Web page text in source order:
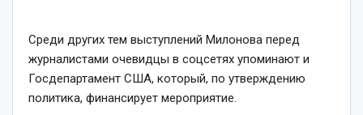
Среди других тем выступлений Милонова перед
журналистами очевидцы в соцсетях упоминают и
Госдепартамент США, который, по утверждению
политика, финансирует мероприятие.